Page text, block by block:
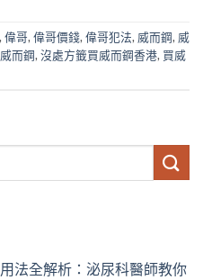
, 偉哥, 偉哥價錢, 偉哥犯法, 威而鋼, 威
而鋼, 沒處方籤買威而鋼香港, 買威
法全解析：泌尿科醫師教你